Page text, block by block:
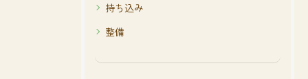
持ち込み
整備